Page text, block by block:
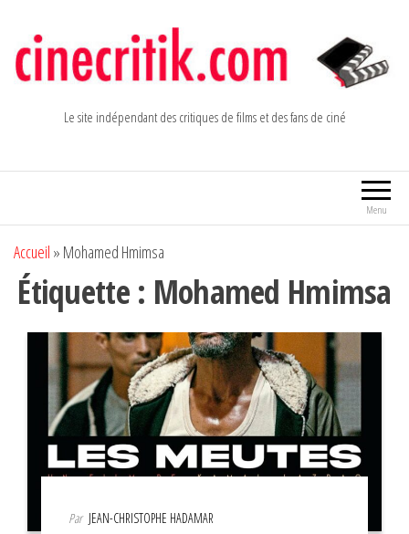
contenu
Le site indépendant des critiques de films et des fans de ciné
Menu
Accueil » Mohamed Hmimsa
Étiquette : Mohamed Hmimsa
Par JEAN-CHRISTOPHE HADAMAR